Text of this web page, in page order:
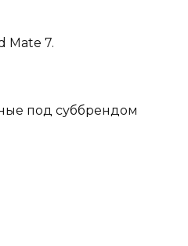
Mate 7.
под суббрендом